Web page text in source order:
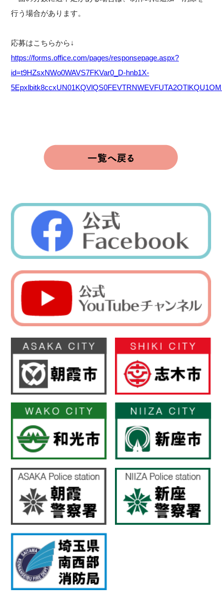
行う場合があります。
応募はこちらから↓
https://forms.office.com/pages/responsepage.aspx?
id=t9HZsxNWo0WAVS7FKVar0_D-hnb1X-